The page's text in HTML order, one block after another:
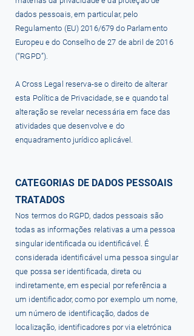
dados pessoais, em particular, pelo
Regulamento (EU) 2016/679 do Parlamento
Europeu e do Conselho de 27 de abril de 2016
(“RGPD”).
A Cross Legal reserva-se o direito de alterar
esta Política de Privacidade, se e quando tal
alteração se revelar necessária em face das
atividades que desenvolve e do
enquadramento jurídico aplicável.
CATEGORIAS DE DADOS PESSOAIS
TRATADOS
Nos termos do RGPD, dados pessoais são
todas as informações relativas a uma pessoa
singular identificada ou identificável. É
considerada identificável uma pessoa singular
que possa ser identificada, direta ou
indiretamente, em especial por referência a
um identificador, como por exemplo um nome,
um número de identificação, dados de
localização, identificadores por via eletrónica